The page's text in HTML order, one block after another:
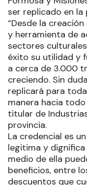
ser replicado en la
“Desde la
y herramienta de
sectores
éxito su utilidad y
a cerca de 3.000
creciendo. Sin
replicará para
manera hacia
titular de
provincia.
La credencial es
legitima y
medio de ella
beneficios, entre
descuentos que